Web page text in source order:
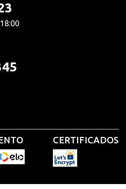
CERTIFICADOS